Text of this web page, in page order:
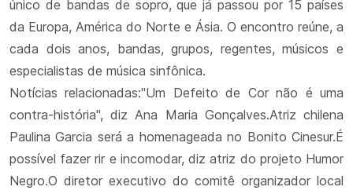
único de bandas de sopro, que já passou por 15 países
da Europa, América do Norte e Ásia. O encontro reúne, a
cada dois anos, bandas, grupos, regentes, músicos e
especialistas de música sinfônica.
Notícias relacionadas:"Um Defeito de Cor não é uma
contra-história", diz Ana Maria Gonçalves.Atriz chilena
Paulina Garcia será a homenageada no Bonito Cinesur.É
possível fazer rir e incomodar, diz atriz do projeto Humor
Negro.O diretor executivo do comitê organizador local